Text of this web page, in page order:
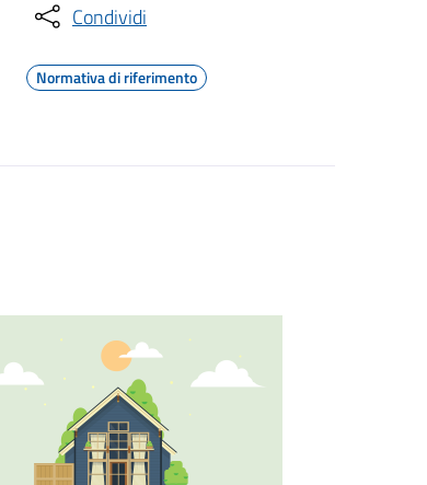
Condividi
Normativa di riferimento